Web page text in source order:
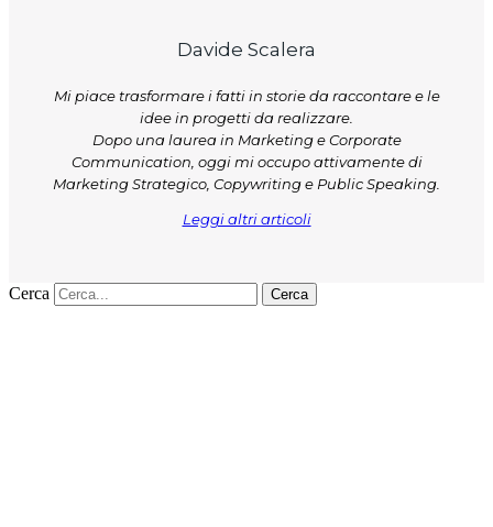
Davide Scalera
Mi piace trasformare i fatti in storie da raccontare e le
idee in progetti da realizzare.
Dopo una laurea in Marketing e Corporate
Communication, oggi mi occupo attivamente di
Marketing Strategico, Copywriting e Public Speaking.
Leggi altri articoli
Cerca Cerca